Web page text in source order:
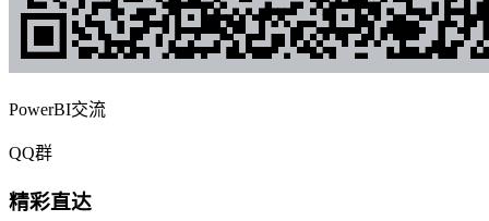
PowerBI交流
QQ群
精彩直达